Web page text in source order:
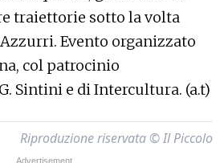
traiettorie sotto la volta
Evento organizzato
col patrocinio
Sintini e di Intercultura. (a.t)
Riproduzione riservata © Il Piccolo